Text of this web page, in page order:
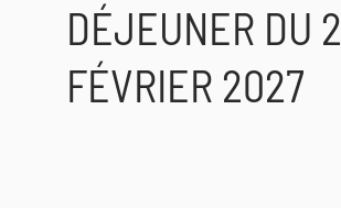
DÉJEUNER DU 2
FÉVRIER 2027